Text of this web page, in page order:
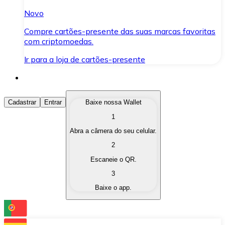
Novo
Compre cartões-presente das suas marcas favoritas
com criptomoedas.
Ir para a loja de cartões-presente
Comprar Criptomoedas
Compre as criptomoedas de seu interesse de forma
Converta suas criptomoedas em moeda fiduciária
Troque uma criptomoeda por outra
Cadastrar Entrar
Baixe nossa Wallet
1
Abra a câmera do seu celular.
2
Escaneie o QR.
3
Baixe o app.